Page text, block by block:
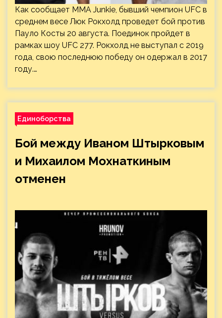
Как сообщает MMA Junkie, бывший чемпион UFC в
среднем весе Люк Рокхолд проведет бой против
Пауло Косты 20 августа. Поединок пройдет в
рамках шоу UFC 277. Рокхолд не выступал с 2019
года, свою последнюю победу он одержал в 2017
году.…
Единоборства
Бой между Иваном Штырковым
и Михаилом Мохнаткиным
отменен